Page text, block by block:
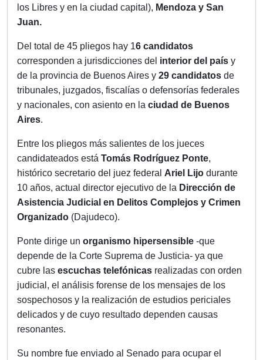
los Libres y en la ciudad capital), Mendoza y San
Juan.
Del total de 45 pliegos hay 16 candidatos
corresponden a jurisdicciones del interior del país y
de la provincia de Buenos Aires y 29 candidatos de
tribunales, juzgados, fiscalías o defensorías federales
y nacionales, con asiento en la ciudad de Buenos
Aires.
Entre los pliegos más salientes de los jueces
candidateados está Tomás Rodríguez Ponte,
histórico secretario del juez federal Ariel Lijo durante
10 años, actual director ejecutivo de la Dirección de
Asistencia Judicial en Delitos Complejos y Crimen
Organizado (Dajudeco).
Ponte dirige un organismo hipersensible -que
depende de la Corte Suprema de Justicia- ya que
cubre las escuchas telefónicas realizadas con orden
judicial, el análisis forense de los mensajes de los
sospechosos y la realización de estudios periciales
delicados y de cuyo resultado dependen causas
resonantes.
Su nombre fue enviado al Senado para ocupar el